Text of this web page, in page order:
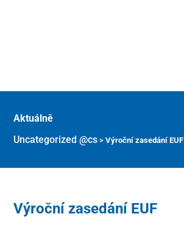
Aktuálně
Uncategorized @cs >Výroční zasedání EUF
Výroční zasedání EUF